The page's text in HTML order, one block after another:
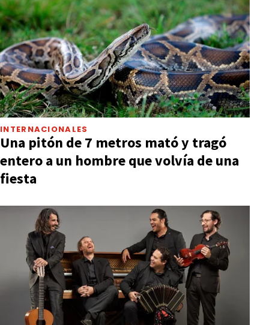
INTERNACIONALES
Una pitón de 7 metros mató y tragó
entero a un hombre que volvía de una
fiesta